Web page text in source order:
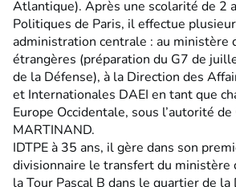
Atlantique). Après une scolarité de 2
Politiques de Paris, il effectue
administration centrale : au ministère
étrangères (préparation du G7 de
de la Défense), à la Direction des
et Internationales DAEI en tant que
Europe Occidentale, sous l’autorité de
MARTINAND.
IDTPE à 35 ans, il gère dans son
divisionnaire le transfert du ministère
la Tour Pascal B dans le quartier de la